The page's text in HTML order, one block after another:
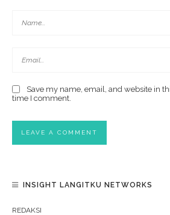
Save my name, email, and website in
time I comment.
INSIGHT LANGITKU NETWORKS
REDAKSI